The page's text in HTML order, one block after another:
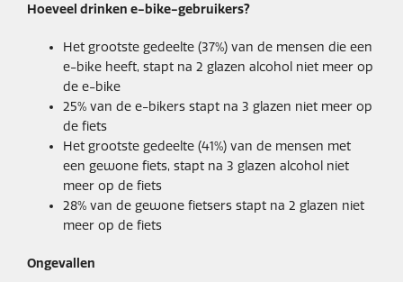
Hoeveel drinken e-bike-gebruikers?
Het grootste gedeelte (37%) van de mensen die een
e-bike heeft, stapt na 2 glazen alcohol niet meer op
de e-bike
25% van de e-bikers stapt na 3 glazen niet meer op
de fiets
Het grootste gedeelte (41%) van de mensen met
een gewone fiets, stapt na 3 glazen alcohol niet
meer op de fiets
28% van de gewone fietsers stapt na 2 glazen niet
meer op de fiets
Ongevallen